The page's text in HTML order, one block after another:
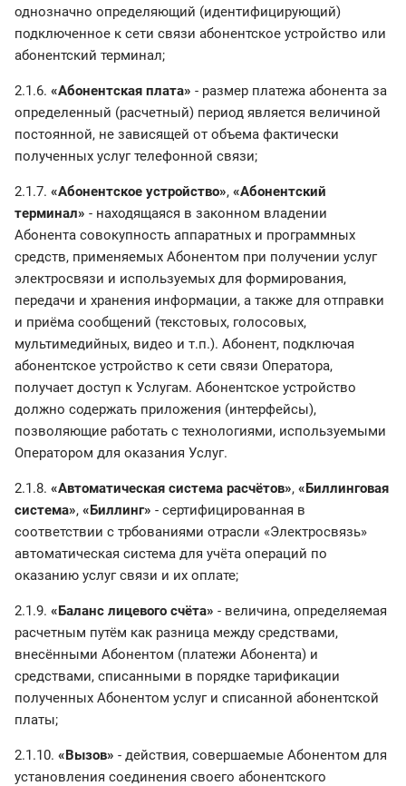
однозначно определяющий (идентифицирующий)
подключенное к сети связи абонентское устройство или
абонентский терминал;
2.1.6. «Абонентская плата» - размер платежа абонента за
определенный (расчетный) период является величиной
постоянной, не зависящей от объема фактически
полученных услуг телефонной связи;
2.1.7. «Абонентское устройство», «Абонентский
терминал» - находящаяся в законном владении
Абонента совокупность аппаратных и программных
средств, применяемых Абонентом при получении услуг
электросвязи и используемых для формирования,
передачи и хранения информации, а также для отправки
и приёма сообщений (текстовых, голосовых,
мультимедийных, видео и т.п.). Абонент, подключая
абонентское устройство к сети связи Оператора,
получает доступ к Услугам. Абонентское устройство
должно содержать приложения (интерфейсы),
позволяющие работать с технологиями, используемыми
Оператором для оказания Услуг.
2.1.8. «Автоматическая система расчётов», «Биллинговая
система», «Биллинг» - сертифицированная в
соответствии с трбованиями отрасли «Электросвязь»
автоматическая система для учёта операций по
оказанию услуг связи и их оплате;
2.1.9. «Баланс лицевого счёта» - величина, определяемая
расчетным путём как разница между средствами,
внесёнными Абонентом (платежи Абонента) и
средствами, списанными в порядке тарификации
полученных Абонентом услуг и списанной абонентской
платы;
2.1.10. «Вызов» - действия, совершаемые Абонентом для
установления соединения своего абонентского